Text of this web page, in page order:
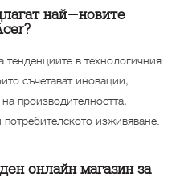
най-новите
тенденциите в технологичния
съчетават иновации,
производителността,
изживяване.
онлайн магазин за